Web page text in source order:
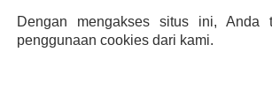
memberikan keuntungan yang
pengajuan KPR BCA juga sangat
tentang properti disini BCA hanya
Dengan mengakses situs ini, Anda
penggunaan cookies dari kami.